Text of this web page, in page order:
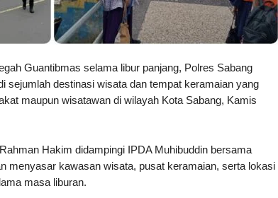
Guantibmas selama libur panjang, Polres Sabang
sejumlah destinasi wisata dan tempat keramaian yang
maupun wisatawan di wilayah Kota Sabang, Kamis
Hakim didampingi IPDA Muhibuddin bersama
menyasar kawasan wisata, pusat keramaian, serta lokasi
masa liburan.